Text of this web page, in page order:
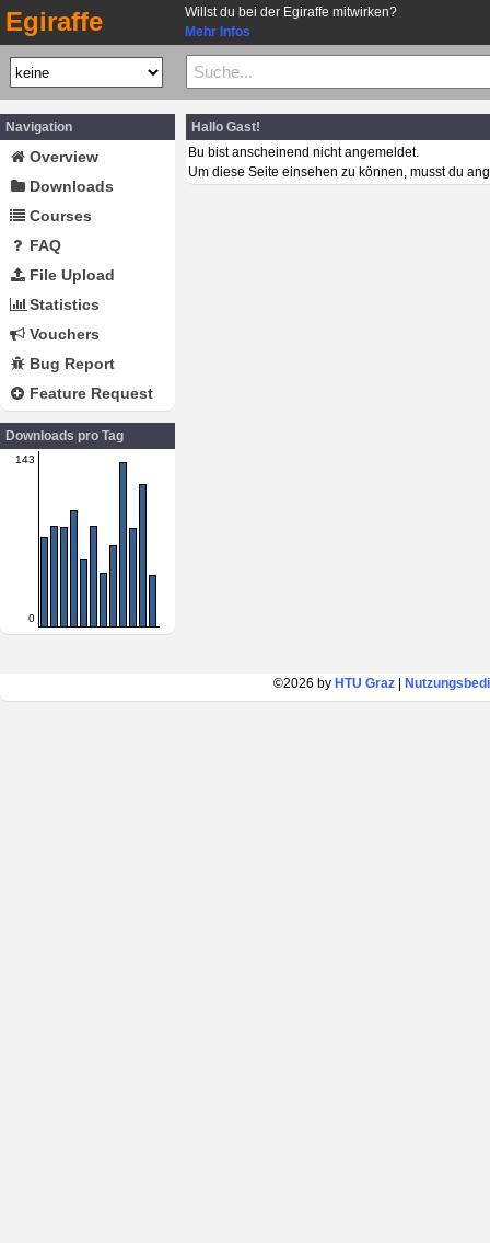
Egiraffe
Willst du bei der Egiraffe mitwirken?
Mehr Infos
Navigation
Overview
Downloads
Courses
FAQ
File Upload
Statistics
Vouchers
Bug Report
Feature Request
Downloads pro Tag
143
0
Hallo Gast!
Bu bist anscheinend nicht angemeldet.
Um diese Seite einsehen zu können, musst du
©2026 by HTU Graz|